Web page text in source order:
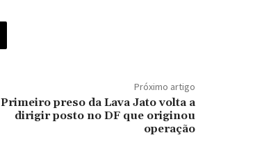
Próximo artigo
Primeiro preso da Lava Jato volta a
dirigir posto no DF que originou
operação